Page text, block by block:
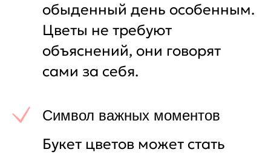
обыденный день особенным.
Цветы не требуют
объяснений, они говорят
сами за себя.
Символ важных моментов
Букет цветов может стать